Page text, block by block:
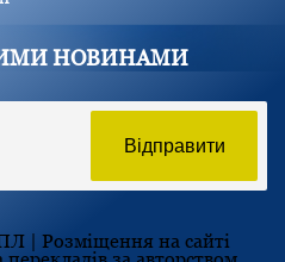
НОВИНАМИ
| Розміщення на сайті